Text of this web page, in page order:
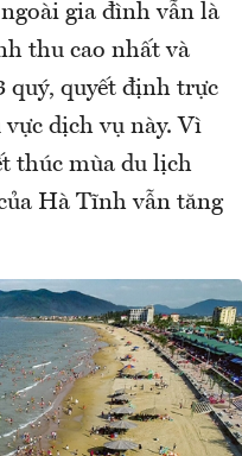
gia đình vẫn là
thu cao nhất và
quý, quyết định trực
dịch vụ này. Vì
thúc mùa du lịch
Hà Tĩnh vẫn tăng